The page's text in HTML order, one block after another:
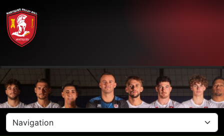
Panneau de gestion des cookies